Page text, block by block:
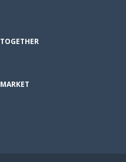
TOGETHER
MARKET